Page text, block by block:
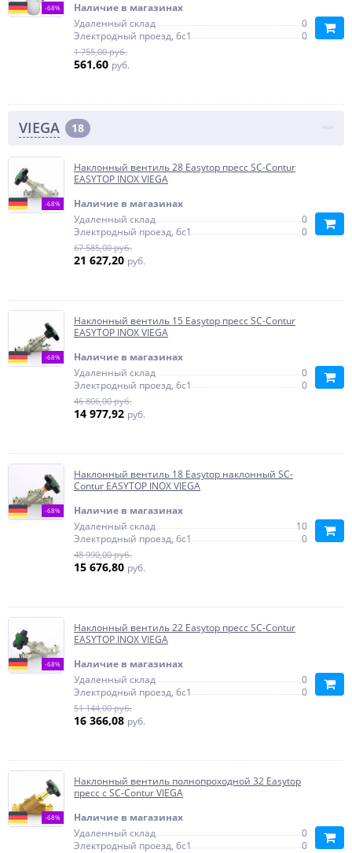
-68%
Наличие в магазинах
Удаленный склад
0
Электродный проезд, 6с1
0
1 755,00 руб.
561,60 руб.
VIEGA 18
-68%
Наклонный вентиль 28 Easytop пресс SC-Contur
EASYTOP INOX VIEGA
Наличие в магазинах
Удаленный склад
0
Электродный проезд, 6с1
0
67 585,00 руб.
21 627,20 руб.
-68%
Наклонный вентиль 15 Easytop пресс SC-Contur
EASYTOP INOX VIEGA
Наличие в магазинах
Удаленный склад
0
Электродный проезд, 6с1
0
46 806,00 руб.
14 977,92 руб.
-68%
Наклонный вентиль 18 Easytop наклонный SC-
Contur EASYTOP INOX VIEGA
Наличие в магазинах
Удаленный склад
10
Электродный проезд, 6с1
0
48 990,00 руб.
15 676,80 руб.
-68%
Наклонный вентиль 22 Easytop пресс SC-Contur
EASYTOP INOX VIEGA
Наличие в магазинах
Удаленный склад
0
Электродный проезд, 6с1
0
51 144,00 руб.
16 366,08 руб.
-68%
Наклонный вентиль полнопроходной 32 Easytop
пресс с SC-Contur VIEGA
Наличие в магазинах
Удаленный склад
0
Электродный проезд, 6с1
0